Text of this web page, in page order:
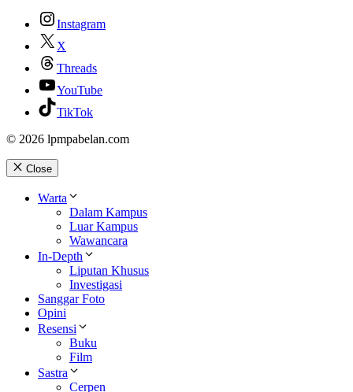
Instagram
X
Threads
YouTube
TikTok
© 2026 lpmpabelan.com
Close
Warta
Dalam Kampus
Luar Kampus
Wawancara
In-Depth
Liputan Khusus
Investigasi
Sanggar Foto
Opini
Resensi
Buku
Film
Sastra
Cerpen